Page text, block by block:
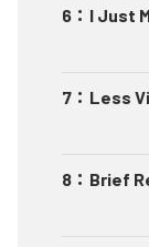
6 ： I Just
7 ： Less
8 ： Brief